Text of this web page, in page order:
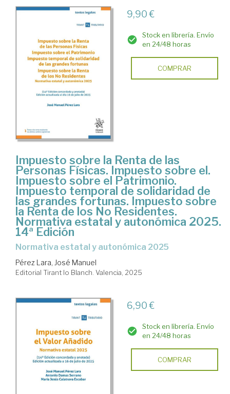
9,90 €
Stock en librería. Envío
en 24/48 horas
COMPRAR
Impuesto sobre la Renta de las
Personas Físicas. Impuesto sobre el.
Impuesto sobre el Patrimonio.
Impuesto temporal de solidaridad de
las grandes fortunas. Impuesto sobre
la Renta de los No Residentes.
Normativa estatal y autonómica 2025.
14ª Edición
Normativa estatal y autonómica 2025
Pérez Lara, José Manuel
Editorial Tirant lo Blanch. Valencia, 2025
6,90 €
Stock en librería. Envío
en 24/48 horas
COMPRAR